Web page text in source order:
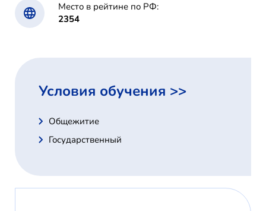
Место в рейтине по РФ:
2354
Условия обучения >>
Общежитие
Государственный